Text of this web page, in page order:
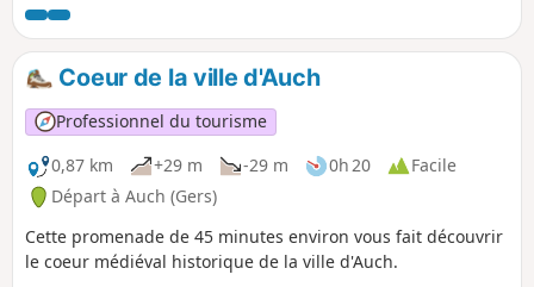
Coeur de la ville d'Auch
Professionnel du tourisme
0,87 km
+29 m -29 m 0h 20
Facile
Départ à Auch (Gers)
Cette promenade de 45 minutes environ vous fait découvrir
le coeur médiéval historique de la ville d'Auch.